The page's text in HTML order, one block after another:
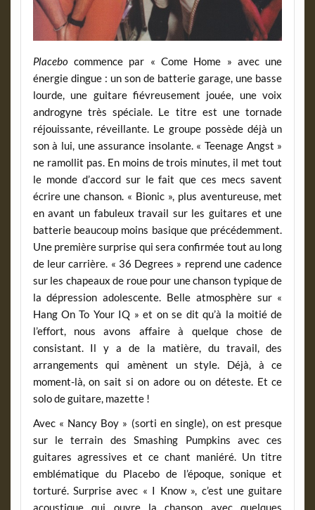
Placebo commence par « Come Home » avec une
énergie dingue : un son de batterie garage, une basse
lourde, une guitare fiévreusement jouée, une voix
androgyne très spéciale. Le titre est une tornade
réjouissante, réveillante. Le groupe possède déjà un
son à lui, une assurance insolante. « Teenage Angst »
ne ramollit pas. En moins de trois minutes, il met tout
le monde d’accord sur le fait que ces mecs savent
écrire une chanson. « Bionic », plus aventureuse, met
en avant un fabuleux travail sur les guitares et une
batterie beaucoup moins basique que précédemment.
Une première surprise qui sera confirmée tout au long
de leur carrière. « 36 Degrees » reprend une cadence
sur les chapeaux de roue pour une chanson typique de
la dépression adolescente. Belle atmosphère sur «
Hang On To Your IQ » et on se dit qu’à la moitié de
l’effort, nous avons affaire à quelque chose de
consistant. Il y a de la matière, du travail, des
arrangements qui amènent un style. Déjà, à ce
moment-là, on sait si on adore ou on déteste. Et ce
solo de guitare, mazette !
Avec « Nancy Boy » (sorti en single), on est presque
sur le terrain des Smashing Pumpkins avec ces
guitares agressives et ce chant maniéré. Un titre
emblématique du Placebo de l’époque, sonique et
torturé. Surprise avec « I Know », c’est une guitare